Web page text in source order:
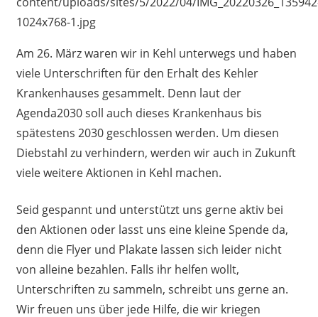
Am 26. März waren wir in Kehl unterwegs und haben
viele Unterschriften für den Erhalt des Kehler
Krankenhauses gesammelt. Denn laut der
Agenda2030 soll auch dieses Krankenhaus bis
spätestens 2030 geschlossen werden. Um diesen
Diebstahl zu verhindern, werden wir auch in Zukunft
viele weitere Aktionen in Kehl machen.
Seid gespannt und unterstützt uns gerne aktiv bei
den Aktionen oder lasst uns eine kleine Spende da,
denn die Flyer und Plakate lassen sich leider nicht
von alleine bezahlen. Falls ihr helfen wollt,
Unterschriften zu sammeln, schreibt uns gerne an.
Wir freuen uns über jede Hilfe, die wir kriegen